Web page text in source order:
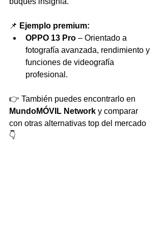
📌 Ejemplo premium:
OPPO 13 Pro – Orientado a
fotografía avanzada, rendimiento y
funciones de videografía
profesional.
👉 También puedes encontrarlo en
MundoMÓVIL Network y comparar
con otras alternativas top del mercado
👇